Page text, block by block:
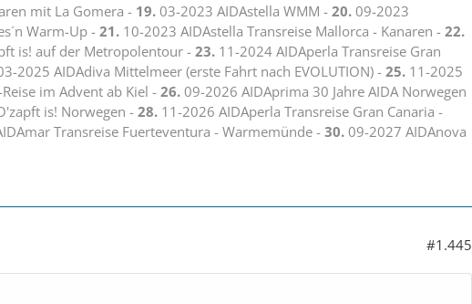
mit La Gomera - 19. 03-2023 AIDAstella WMM - 20. 09-2023
Warm-Up - 21. 10-2023 AIDAstella Transreise Mallorca - Kanaren - 22.
is! auf der Metropolentour -23. 11-2024 AIDAperla Transreise Gran
2025 AIDAdiva Mittelmeer (erste Fahrt nach EVOLUTION) - 25. 11-2025
im Advent ab Kiel - 26. 09-2026 AIDAprima 30 Jahre AIDA Norwegen
is! Norwegen - 28. 11-2026 AIDAperla Transreise Gran Canaria -
Transreise Fuerteventura - Warmemünde -30. 09-2027 AIDAnova
#1.445